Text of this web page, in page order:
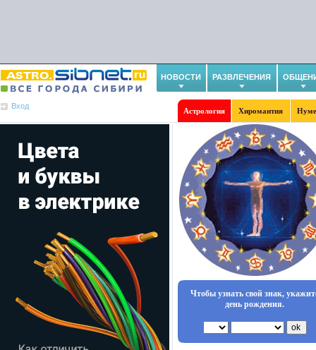
НОВОСТИ РАЗВЛЕЧЕНИЯ
Вход
Астрология Хиромантия
Чтобы узнать свой знак,
день рождения.